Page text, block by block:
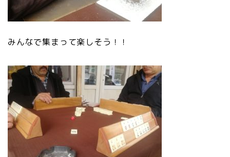
みんなで集まって楽しそう！！